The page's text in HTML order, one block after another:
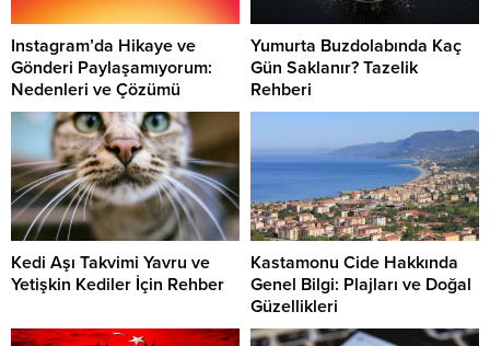
Instagram’da Hikaye ve
Gönderi Paylaşamıyorum:
Nedenleri ve Çözümü
Yumurta Buzdolabında Kaç
Gün Saklanır? Tazelik
Rehberi
Kedi Aşı Takvimi Yavru ve
Yetişkin Kediler İçin Rehber
Kastamonu Cide Hakkında
Genel Bilgi: Plajları ve Doğal
Güzellikleri